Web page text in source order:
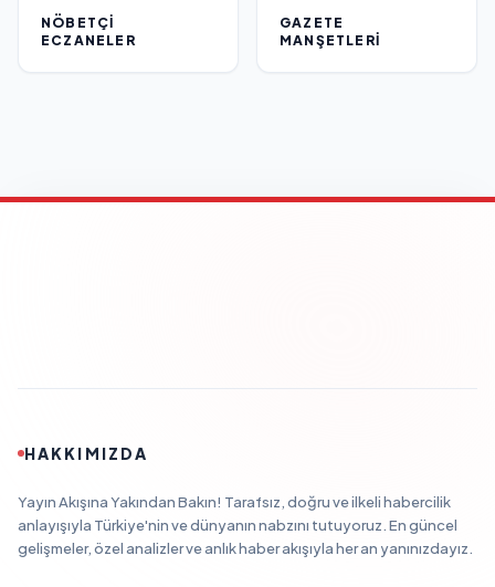
NÖBETÇI
ECZANELER
GAZETE
MANŞETLERI
HAKKIMIZDA
Yayın Akışına Yakından Bakın! Tarafsız, doğru ve ilkeli habercilik
anlayışıyla Türkiye'nin ve dünyanın nabzını tutuyoruz. En güncel
gelişmeler, özel analizler ve anlık haber akışıyla her an yanınızdayız.